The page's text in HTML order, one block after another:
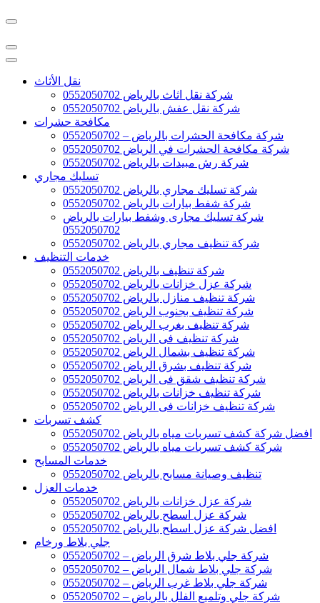
نقل الأثاث
شركة نقل اثاث بالرياض 0552050702
شركة نقل عفش بالرياض 0552050702
مكافحة حشرات
شركة مكافحة الحشرات بالرياض – 0552050702
شركة مكافحة الحشرات في الرياض 0552050702
شركة رش مبيدات بالرياض 0552050702
تسليك مجاري
شركة تسليك مجاري بالرياض 0552050702
شركة شفط بيارات بالرياض 0552050702
شركة تسليك مجارى وشفط بيارات بالرياض
0552050702
شركة تنظيف مجاري بالرياض 0552050702
خدمات التنظيف
شركة تنظيف بالرياض 0552050702
شركة عزل خزانات بالرياض 0552050702
شركة تنظيف منازل بالرياض 0552050702
شركة تنظيف بجنوب الرياض 0552050702
شركة تنظيف بغرب الرياض 0552050702
شركة تنظيف فى الرياض 0552050702
شركة تنظيف بشمال الرياض 0552050702
شركة تنظيف بشرق الرياض 0552050702
شركة تنظيف شقق فى الرياض 0552050702
شركة تنظيف خزانات بالرياض 0552050702
شركة تنظيف خزانات فى الرياض 0552050702
كشف تسربات
افضل شركة كشف تسربات مياه بالرياض 0552050702
شركة كشف تسربات مياه بالرياض 0552050702
خدمات المسابح
تنظيف وصيانة مسابح بالرياض 0552050702
خدمات العزل
شركة عزل خزانات بالرياض 0552050702
شركة عزل اسطح بالرياض 0552050702
افضل شركة عزل اسطح بالرياض 0552050702
جلي بلاط ورخام
شركة جلي بلاط شرق الرياض – 0552050702
شركة جلي بلاط شمال الرياض – 0552050702
شركة جلي بلاط غرب الرياض – 0552050702
شركة جلي وتلميع الفلل بالرياض – 0552050702